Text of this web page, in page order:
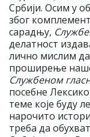
Србији. Осим у
због
сарадњу,
делатност
лично мислим
проширење
Службеном
посебне
теме које буду
нарочито
треба да